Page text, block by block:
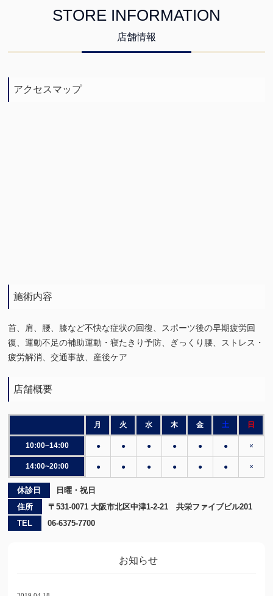
STORE INFORMATION
店舗情報
アクセスマップ
施術内容
首、肩、腰、膝など不快な症状の回復、スポーツ後の早期疲労回
復、運動不足の補助運動・寝たきり予防、ぎっくり腰、ストレス・
疲労解消、交通事故、産後ケア
店舗概要
月 火 水 木 金 土 日
10:00~14:00 ● ● ● ● ● ● ×
14:00~20:00 ● ● ● ● ● ● ×
休診日
日曜・祝日
住所
〒531-0071 大阪市北区中津1-2-21 共栄ファイブビル201
TEL
06-6375-7700
お知らせ